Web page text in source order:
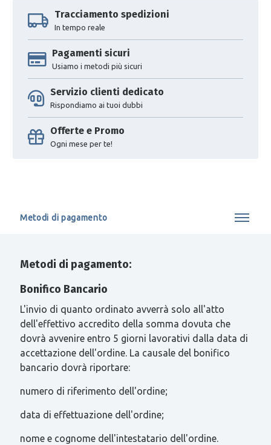
Tracciamento spedizioni
In tempo reale
Pagamenti sicuri
Usiamo i metodi più sicuri
Servizio clienti dedicato
Rispondiamo ai tuoi dubbi
Offerte e Promo
Ogni mese per te!
Metodi di pagamento
Metodi di pagamento:
Bonifico Bancario
L'invio di quanto ordinato avverrà solo all'atto
dell'effettivo accredito della somma dovuta che
dovrà avvenire entro 5 giorni lavorativi dalla data di
accettazione dell'ordine. La causale del bonifico
bancario dovrà riportare:
numero di riferimento dell'ordine;
data di effettuazione dell'ordine;
nome e cognome dell'intestatario dell'ordine.